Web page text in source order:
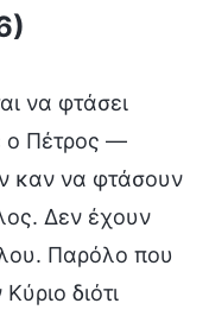
να φτάσει
ο Πέτρος —
καν να φτάσουν
Δεν έχουν
Παρόλο που
διότι